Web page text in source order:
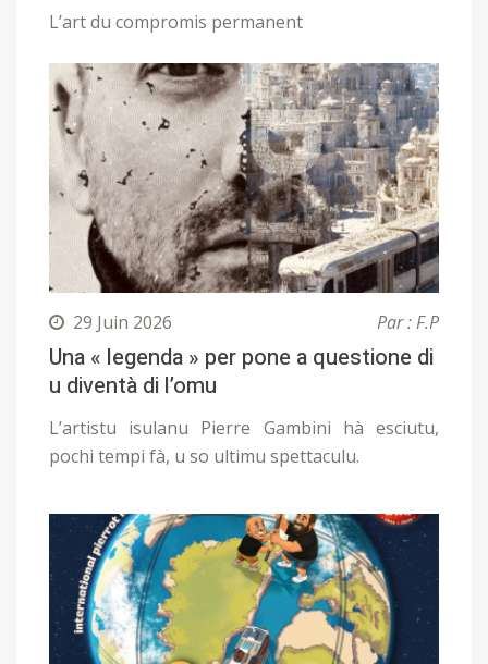
L’art du compromis permanent
29 Juin 2026 Par : F.P
Una « legenda » per pone a questione di
u diventà di l’omu
L’artistu isulanu Pierre Gambini hà esciutu,
pochi tempi fà, u so ultimu spettaculu.